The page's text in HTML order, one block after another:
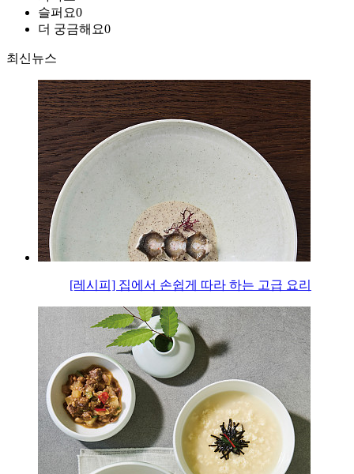
슬퍼요0
더 궁금해요0
최신뉴스
[레시피] 집에서 손쉽게 따라 하는 고급 요리